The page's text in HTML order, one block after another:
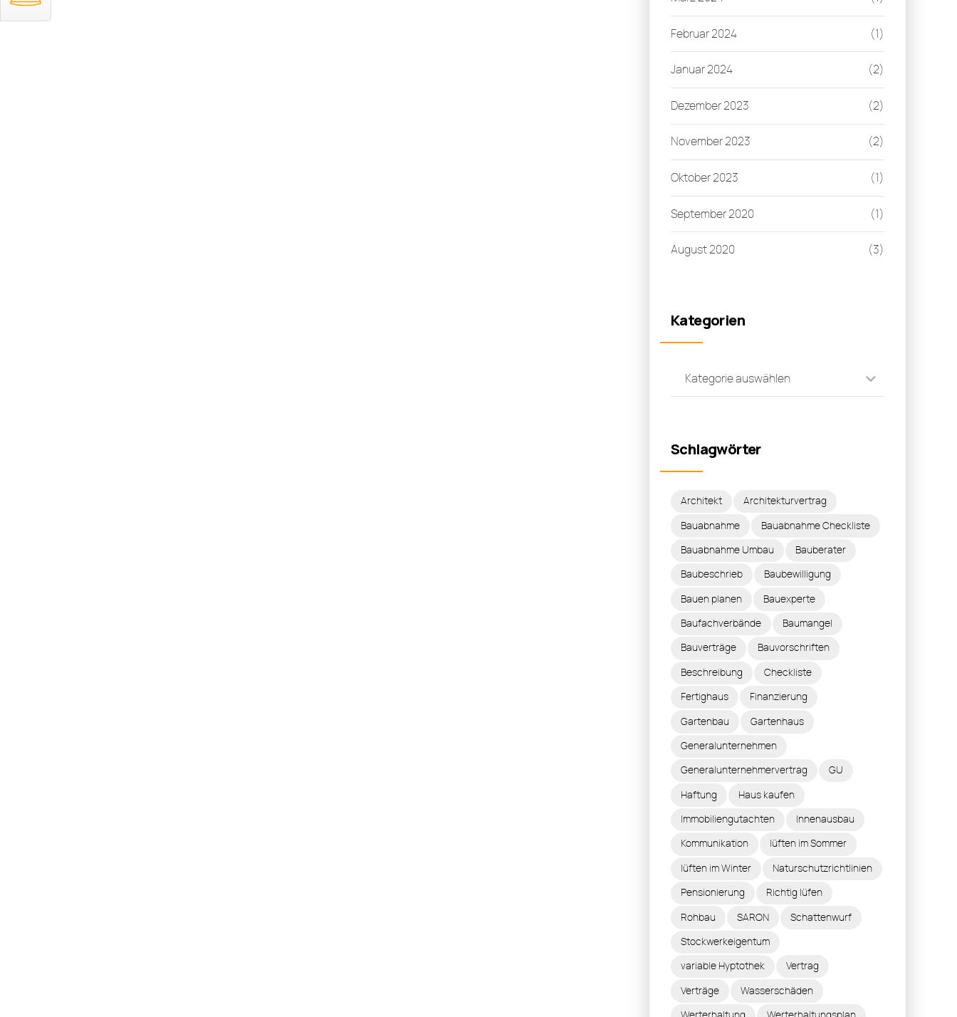
Februar 2024 (1)
Januar 2024 (2)
Dezember 2023 (2)
November 2023 (2)
Oktober 2023 (1)
September 2020 (1)
August 2020 (3)
Kategorien
Kategorie auswählen
Schlagwörter
Architekt Architekturvertrag
Bauabnahme Bauabnahme Checkliste
Bauabnahme Umbau Bauberater
Baubeschrieb Baubewilligung
Bauen planen Bauexperte
Baufachverbände Baumangel
Bauverträge Bauvorschriften
Beschreibung Checkliste
Fertighaus Finanzierung
Gartenbau Gartenhaus
Generalunternehmen
Generalunternehmervertrag GU
Haftung Haus kaufen
Immobiliengutachten Innenausbau
Kommunikation lüften im Sommer
lüften im Winter Naturschutzrichtlinien
Pensionierung Richtig lüfen
Rohbau SARON Schattenwurf
Stockwerkeigentum
variable Hyptothek Vertrag
Verträge Wasserschäden